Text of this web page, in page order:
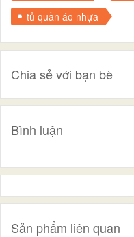
tủ quần áo nhựa
Chia sẻ với bạn bè
Bình luận
Sản phẩm liên quan